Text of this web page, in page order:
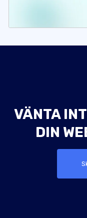
VÄNTA
DIN